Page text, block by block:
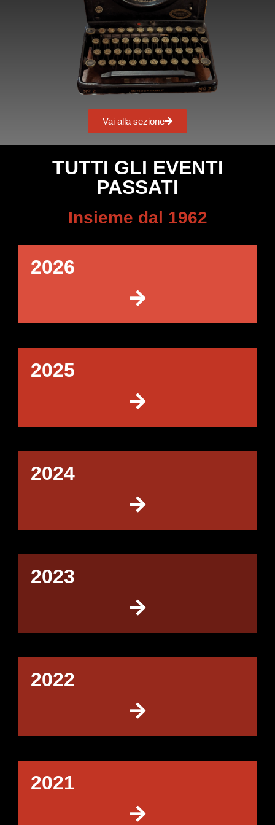
Vai alla sezione
TUTTI GLI EVENTI
PASSATI
Insieme dal 1962
2026
2025
2024
2023
2022
2021